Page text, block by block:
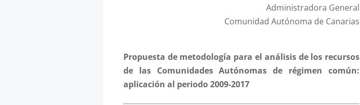
Administradora General
Comunidad Autónoma de Canarias
Propuesta de metodología para el análisis de los recursos
de las Comunidades Autónomas de régimen común:
aplicación al periodo 2009-2017